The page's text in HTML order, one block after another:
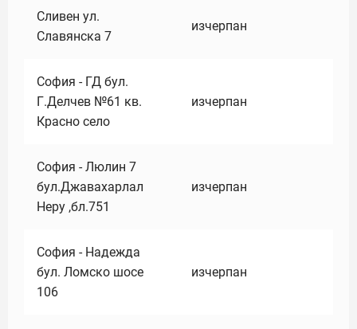
Сливен ул.
Славянска 7
изчерпан
София - ГД бул.
Г.Делчев №61 кв.
Красно село
изчерпан
София - Люлин 7
бул.Джавахарлал
Неру ,бл.751
изчерпан
София - Надежда
бул. Ломско шосе
106
изчерпан